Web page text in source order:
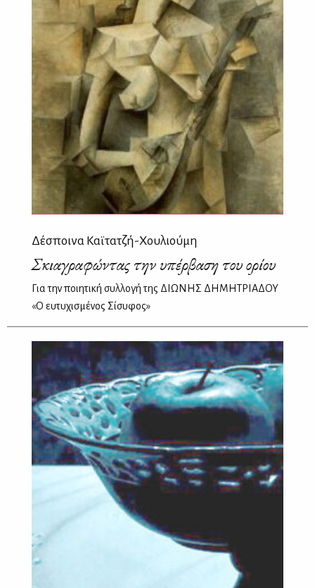
Δέσποινα Καϊτατζή-Χουλιούμη
Σκιαγραφώντας την υπέρβαση του ορίου
Για την ποιητική συλλογή της ΔΙΩΝΗΣ ΔΗΜΗΤΡΙΑΔΟΥ
«Ο ευτυχισμένος Σίσυφος»